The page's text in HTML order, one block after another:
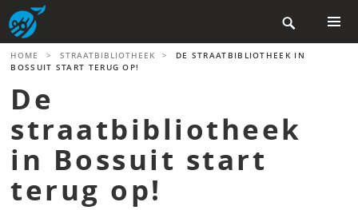
Skip
to
content

HOME > STRAATBIBLIOTHEEK >
DE STRAATBIBLIOTHEEK IN
BOSSUIT START TERUG OP!
De
straatbibliotheek
in Bossuit start
terug op!